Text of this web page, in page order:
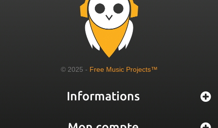
© 2025 - Free Music Projects™
Informations